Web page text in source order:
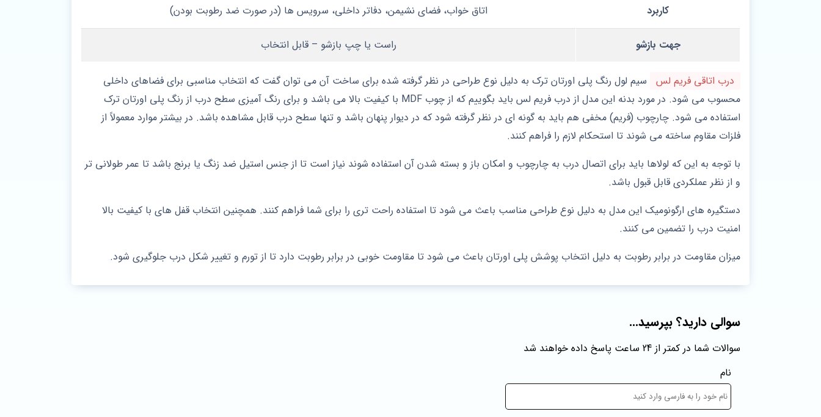
کاربرد اتاق خواب، فضای نشیمن، دفاتر داخلی، سرویس‌ ها (در صورت ضد رطوبت بودن)
جهت بازشو راست‌ یا چپ‌ بازشو – قابل انتخاب
درب اتاقی فریم لس
سیم لول رنگ پلی اورتان ترک به دلیل نوع طراحی در نظر گرفته شده برای ساخت آن می توان گفت که انتخاب مناسبی برای فضاهای داخلی
محسوب می شود. در مورد بدنه این مدل از درب فریم لس باید بگوییم که از چوب MDF با کیفیت بالا می باشد و برای رنگ آمیزی سطح درب از رنگ پلی‌ اورتان ترک
استفاده می شود. چارچوب (فریم) مخفی هم باید به‌ گونه‌ ای در نظر گرفته شود که در دیوار پنهان باشد و تنها سطح درب قابل مشاهده باشد. در بیشتر موارد معمولاً از
فلزات مقاوم ساخته می‌ شوند تا استحکام لازم را فراهم کنند.
با توجه به این که لولاها باید برای اتصال درب به چارچوب و امکان باز و بسته شدن آن استفاده شوند نیاز است تا از جنس استیل ضد زنگ یا برنج باشد تا عمر طولانی‌ تر
و از نظر عملکردی قابل قبول باشد.
دستگیره‌ های ارگونومیک این مدل به دلیل نوع طراحی مناسب باعث می شود تا استفاده راحت‌ تری را برای شما فراهم کنند.​ همچنین انتخاب قفل‌ های با کیفیت بالا
امنیت درب را تضمین می‌ کنند.
میزان مقاومت در برابر رطوبت به دلیل انتخاب پوشش پلی‌ اورتان باعث می شود تا مقاومت خوبی در برابر رطوبت دارد تا از تورم و تغییر شکل درب جلوگیری شود.
سوالی دارید؟ بپرسید...
سوالات شما در کمتر از 24 ساعت پاسخ داده خواهند شد
نام